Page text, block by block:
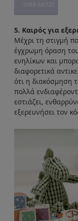
03RB 63/122
5. Καιρός για
Μέχρι τη στιγμή
έγχρωμη όραση
ενηλίκων και
διαφορετικά
ότι η διακόσμηση
πολλά
εστιάζει,
εξερευνήσει τον